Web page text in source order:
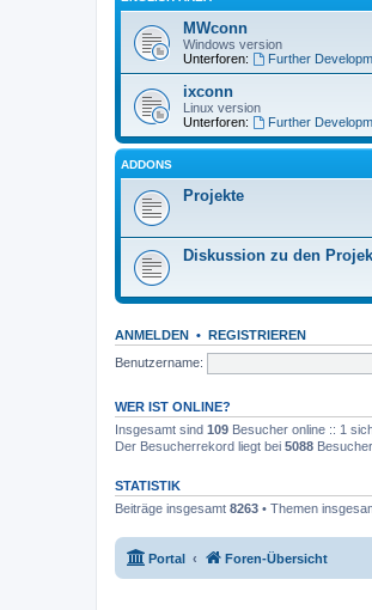
MWconn
Windows version
Unterforen:
Further
ixconn
Linux version
Unterforen:
Further
ADDONS
Projekte
Diskussion zu den
ANMELDEN • REGISTRIEREN
Benutzername:
WER IST ONLINE?
Insgesamt sind 109 Besucher online :: 1
Der Besucherrekord liegt bei 5088
STATISTIK
Beiträge insgesamt 8263 • Themen
Portal Foren-Übersicht